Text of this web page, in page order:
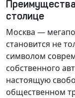
столице
Москва —
становится не
символом
собственного
настоящую
общественном